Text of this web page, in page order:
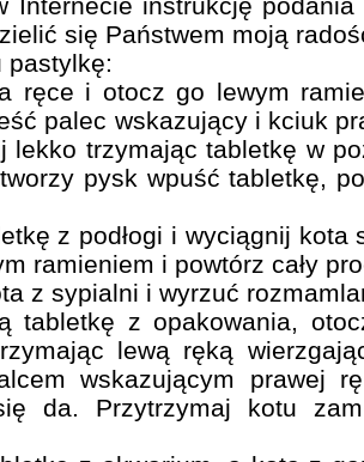
się Państwem moją
pastylkę:
ręce i otocz go lewym
palec wskazujący i kciuk
lekko trzymając tabletkę w
pysk wpuść tabletkę,
z podłogi i wyciągnij kota
ramieniem i powtórz cały
z sypialni i wyrzuć
tabletkę z opakowania,
lewą ręką
wskazującym prawej
da. Przytrzymaj kotu